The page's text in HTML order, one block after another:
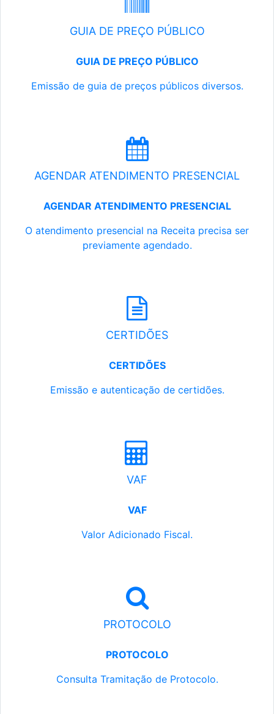
GUIA DE PREÇO PÚBLICO
GUIA DE PREÇO PÚBLICO
Emissão de guia de preços públicos diversos.
AGENDAR ATENDIMENTO PRESENCIAL
AGENDAR ATENDIMENTO PRESENCIAL
O atendimento presencial na Receita precisa ser
previamente agendado.
CERTIDÕES
CERTIDÕES
Emissão e autenticação de certidões.
VAF
VAF
Valor Adicionado Fiscal.
PROTOCOLO
PROTOCOLO
Consulta Tramitação de Protocolo.